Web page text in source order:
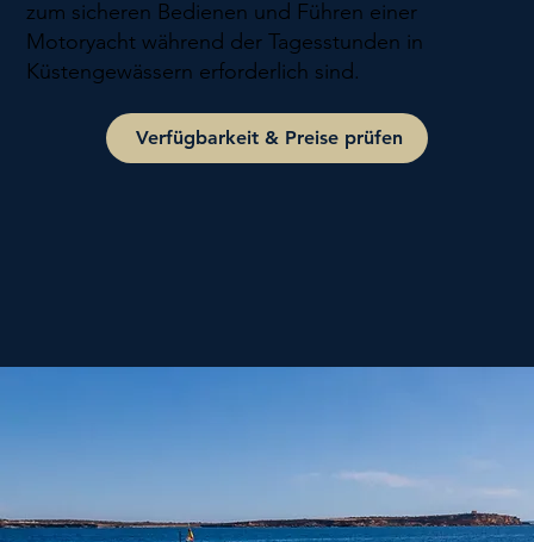
zum sicheren Bedienen und Führen einer
Motoryacht während der Tagesstunden in
Küstengewässern erforderlich sind.
Verfügbarkeit & Preise prüfen